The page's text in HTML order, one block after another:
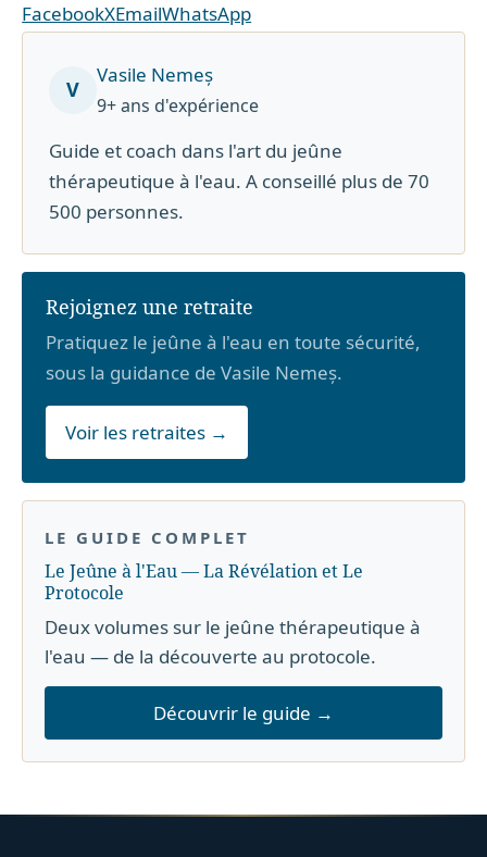
FacebookXEmailWhatsApp
V
Vasile Nemeș
9+ ans d'expérience
Guide et coach dans l'art du jeûne
thérapeutique à l'eau. A conseillé plus de 70
500 personnes.
Rejoignez une retraite
Pratiquez le jeûne à l'eau en toute sécurité,
sous la guidance de Vasile Nemeș.
Voir les retraites →
LE GUIDE COMPLET
Le Jeûne à l'Eau — La Révélation et Le
Protocole
Deux volumes sur le jeûne thérapeutique à
l'eau — de la découverte au protocole.
Découvrir le guide →